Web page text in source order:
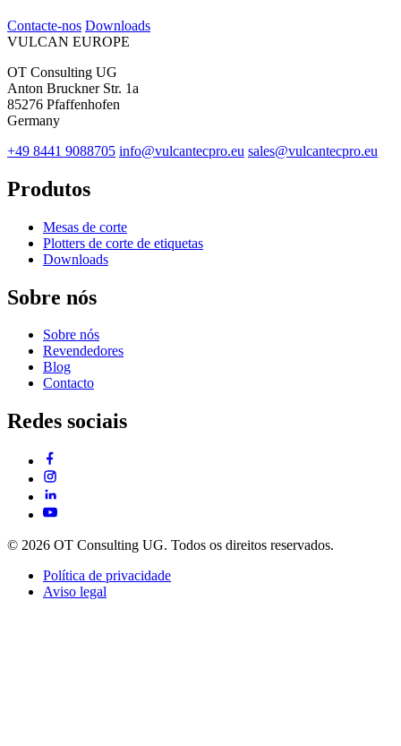
Contacte-nos Downloads
VULCAN EUROPE
OT Consulting UG
Anton Bruckner Str. 1a
85276 Pfaffenhofen
Germany
+49 8441 9088705 info@vulcantecpro.eu sales@vulcantecpro.eu
Produtos
Mesas de corte
Plotters de corte de etiquetas
Downloads
Sobre nós
Sobre nós
Revendedores
Blog
Contacto
Redes sociais
© 2026 OT Consulting UG. Todos os direitos reservados.
Política de privacidade
Aviso legal